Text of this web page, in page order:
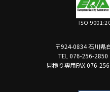
ISO
〒924-0834 石川県
TEL 076-256-2850
見積り専用FAX 076-